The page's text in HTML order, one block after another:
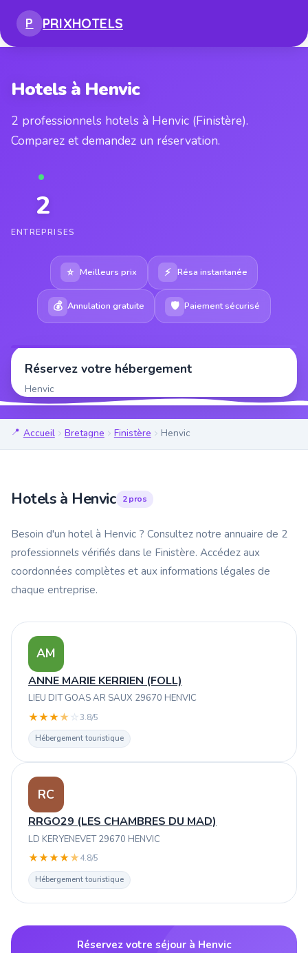
P PRIXHOTELS
Hotels à Henvic
2 professionnels hotels à Henvic (Finistère).
Comparez et demandez un réservation.
2
ENTREPRISES
⭐ Meilleurs prix ⚡ Résa instantanée
💰 Annulation gratuite 🛡 Paiement sécurisé
Réservez votre hébergement
Henvic
Accueil Bretagne Finistère Henvic
Hotels à Henvic 2 pros
Besoin d'un hotel à Henvic ? Consultez notre annuaire de 2
professionnels vérifiés dans le Finistère. Accédez aux
coordonnées complètes et aux informations légales de
chaque entreprise.
AM
ANNE MARIE KERRIEN (FOLL)
LIEU DIT GOAS AR SAUX 29670 HENVIC
★★★★ ☆3.8/5
Hébergement touristique
RC
RRGO29 (LES CHAMBRES DU MAD)
LD KERYENEVET 29670 HENVIC
★★★★★4.8/5
Hébergement touristique
Réservez votre séjour à Henvic